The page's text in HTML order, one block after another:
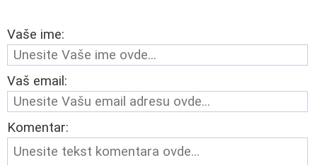
Vaše ime:
Vaš email:
Komentar: